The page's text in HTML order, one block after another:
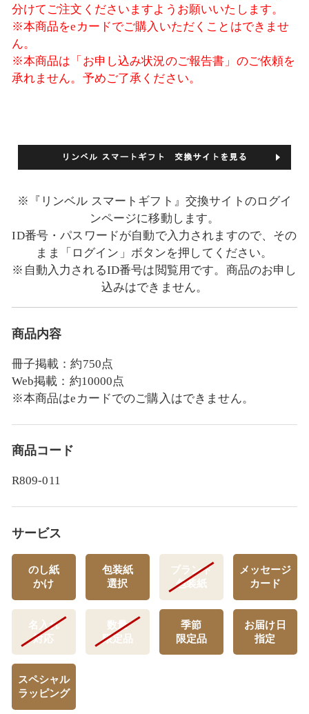
分けてご注文くださいますようお願いいたします。
※本商品をeカードでご購入いただくことはできませ
ん。
※本商品は「お申し込み状況のご報告書」のご依頼を
承れません。予めご了承ください。
※『リンベル スマートギフト』交換サイトのログイ
ンページに移動します。
ID番号・パスワードが自動で入力されますので、その
まま「ログイン」ボタンを押してください。
※自動入力されるID番号は閲覧用です。商品のお申し
込みはできません。
商品内容
冊子掲載：約750点
Web掲載：約10000点
※本商品はeカードでのご購入はできません。
商品コード
R809-011
サービス
のし紙
かけ
包装紙
選択
ブランド
包装紙
メッセージ
カード
名入れ
対応
数量
限定品
季節
限定品
お届け日
指定
スペシャル
ラッピング